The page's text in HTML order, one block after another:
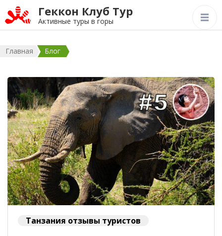
Геккон Клуб Тур
Активные туры в горы
Главная Блог
Танзания отзывы туристов